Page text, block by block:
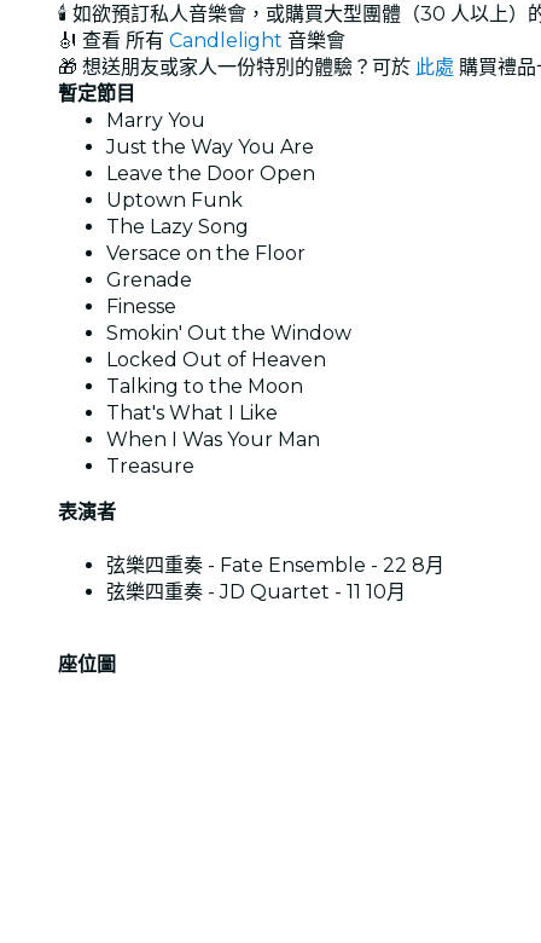
🕯️ 如欲預訂私人音樂會，或購買大型團體（30 人以上）
🎻 查看 所有 Candlelight 音樂會
🎁 想送朋友或家人一份特別的體驗？可於 此處 購買禮品
暫定節目
Marry You
Just the Way You Are
Leave the Door Open
Uptown Funk
The Lazy Song
Versace on the Floor
Grenade
Finesse
Smokin' Out the Window
Locked Out of Heaven
Talking to the Moon
That's What I Like
When I Was Your Man
Treasure
表演者
弦樂四重奏 - Fate Ensemble - 22 8月
弦樂四重奏 - JD Quartet - 11 10月
座位圖